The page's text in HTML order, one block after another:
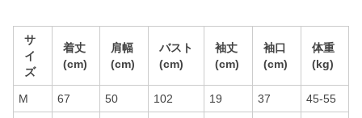
サ
イ
ズ
着丈
(cm)
肩幅
(cm)
バスト
(cm)
袖丈
(cm)
袖口
(cm)
体重
(kg)
M 67 50 102 19 37 45-55